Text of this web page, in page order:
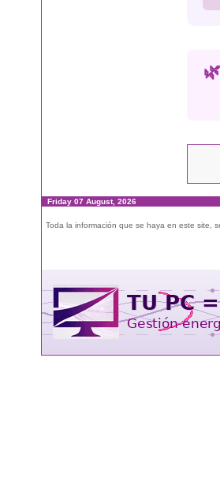
Friday 07 August, 2026
Toda la información que se haya en este site,